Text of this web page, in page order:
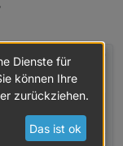
Dienste für
können Ihre
zurückziehen.
Das ist ok